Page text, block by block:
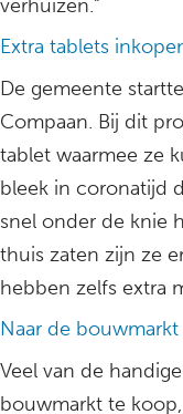
verhuizen.”
Extra tablets
De gemeente
Compaan. Bij dit
tablet waarmee ze
bleek in coronatijd
snel onder de knie
thuis zaten zijn ze
hebben zelfs extra
Naar de bouwmarkt
Veel van de
bouwmarkt te